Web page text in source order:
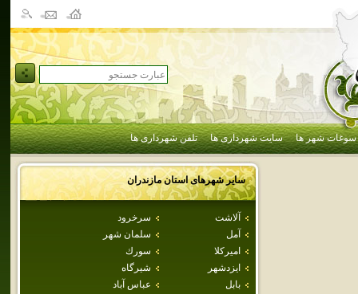
سوغات شهر ها سایت شهرداری ها تلفن شهرداری ها
سایر شهرهای استانمازندران
آلاشت
سرخرود
آمل
سلمان شهر
اميركلا
سورك
ايزدشهر
شيرگاه
بابل
عباس آباد